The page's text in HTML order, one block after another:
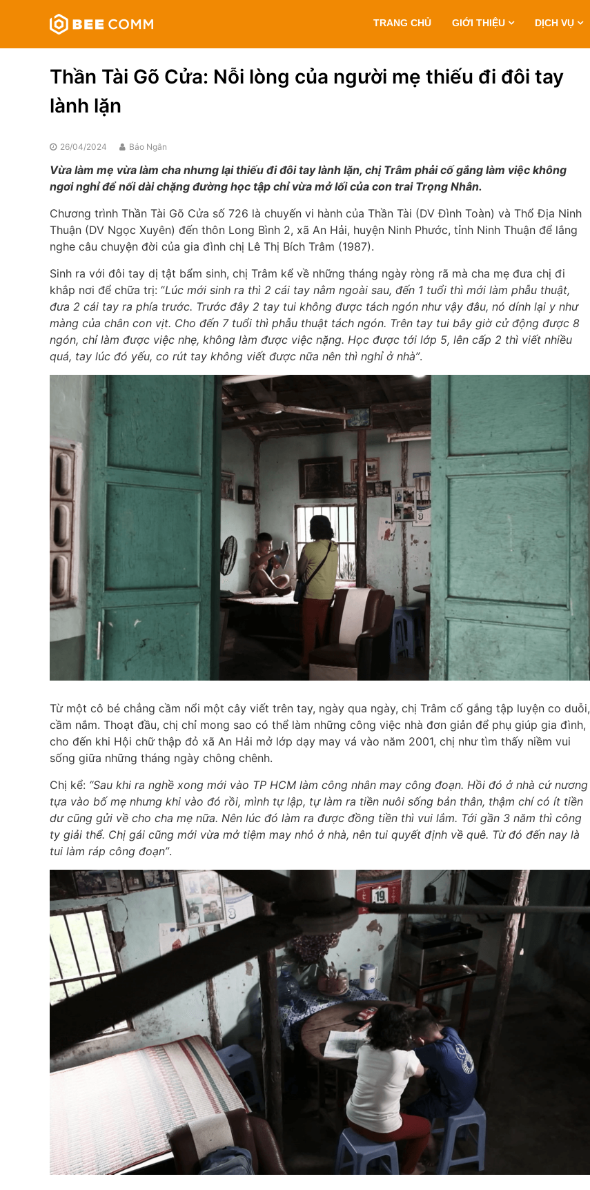
Bee
Comm
Truyền
đa
tiện
TRANG CHỦ GIỚI THIỆU DỊCH VỤ
Thần Tài Gõ Cửa: Nỗi lòng của người mẹ thiếu đi đôi tay
lành lặn
26/04/2024 Bảo Ngân
Vừa làm mẹ vừa làm cha nhưng lại thiếu đi đôi tay lành lặn, chị Trâm phải cố gắng làm việc không
ngơi nghỉ để nối dài chặng đường học tập chỉ vừa mở lối của con trai Trọng Nhân.
Chương trình Thần Tài Gõ Cửa số 726 là chuyến vi hành của Thần Tài (DV Đình Toàn) và Thổ Địa Ninh
Thuận (DV Ngọc Xuyên) đến thôn Long Bình 2, xã An Hải, huyện Ninh Phước, tỉnh Ninh Thuận để lắng
nghe câu chuyện đời của gia đình chị Lê Thị Bích Trâm (1987).
Sinh ra với đôi tay dị tật bẩm sinh, chị Trâm kể về những tháng ngày ròng rã mà cha mẹ đưa chị đi
khắp nơi để chữa trị: “Lúc mới sinh ra thì 2 cái tay nằm ngoài sau, đến 1 tuổi thì mới làm phẫu thuật,
đưa 2 cái tay ra phía trước. Trước đây 2 tay tui không được tách ngón như vậy đâu, nó dính lại y như
màng của chân con vịt. Cho đến 7 tuổi thì phẫu thuật tách ngón. Trên tay tui bây giờ cử động được 8
ngón, chỉ làm được việc nhẹ, không làm được việc nặng. Học được tới lớp 5, lên cấp 2 thì viết nhiều
quá, tay lúc đó yếu, co rút tay không viết được nữa nên thì nghỉ ở nhà”.
Từ một cô bé chẳng cầm nổi một cây viết trên tay, ngày qua ngày, chị Trâm cố gắng tập luyện co duỗi,
cầm nắm. Thoạt đầu, chị chỉ mong sao có thể làm những công việc nhà đơn giản để phụ giúp gia đình,
cho đến khi Hội chữ thập đỏ xã An Hải mở lớp dạy may vá vào năm 2001, chị như tìm thấy niềm vui
sống giữa những tháng ngày chông chênh.
Chị kể: “Sau khi ra nghề xong mới vào TP HCM làm công nhân may công đoạn. Hồi đó ở nhà cứ nương
tựa vào bố mẹ nhưng khi vào đó rồi, mình tự lập, tự làm ra tiền nuôi sống bản thân, thậm chí có ít tiền
dư cũng gửi về cho cha mẹ nữa. Nên lúc đó làm ra được đồng tiền thì vui lắm. Tới gần 3 năm thì công
ty giải thể. Chị gái cũng mới vừa mở tiệm may nhỏ ở nhà, nên tui quyết định về quê. Từ đó đến nay là
tui làm ráp công đoạn”.